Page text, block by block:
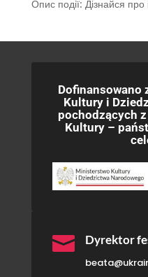
Опис події: Дізнайся про
Dofinansowano
Kultury i
pochodzących
Kultury –
 Dyrektor